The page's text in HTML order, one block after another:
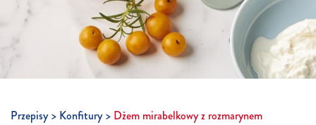
Przepisy Konfitury Dżem mirabelkowy z rozmarynem